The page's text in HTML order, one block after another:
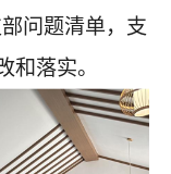
问题清单，支
落实。